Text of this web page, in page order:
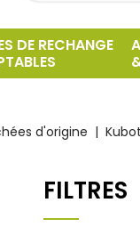
DE RECHANGE
d'origine
FILTRES